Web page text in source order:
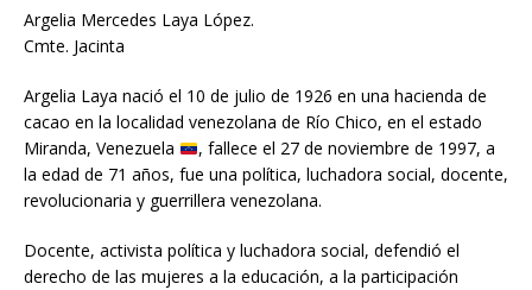
Argelia Mercedes Laya López.
Cmte. Jacinta
Argelia Laya nació el 10 de julio de 1926 en una hacienda de
cacao en la localidad venezolana de Río Chico, en el estado
Miranda, Venezuela
, fallece el 27 de noviembre de 1997, a
la edad de 71 años, fue una política, luchadora social, docente,
revolucionaria y guerrillera venezolana.
Docente, activista política y luchadora social, defendió el
derecho de las mujeres a la educación, a la participación